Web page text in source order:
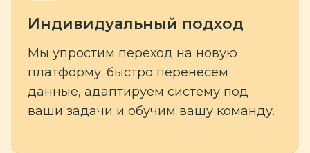
Индивидуальный подход
Мы упростим переход на новую
платформу: быстро перенесем
данные, адаптируем систему под
ваши задачи и обучим вашу команду.